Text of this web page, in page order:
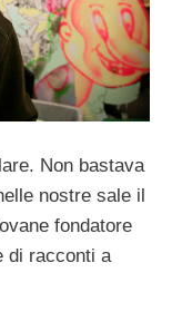
Non bastava
nostre sale il
fondatore
di racconti a